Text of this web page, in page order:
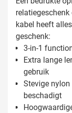
kabel heeft
geschenk:
3-in-1
Extra lange
gebruik
Stevige
beschadigt